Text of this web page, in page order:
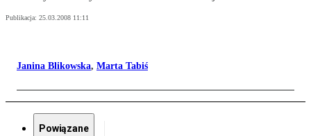
Publikacja: 25.03.2008 11:11
Janina Blikowska, Marta Tabiś
Powiązane